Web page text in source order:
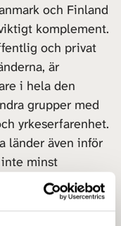
och Finland
komplement.
och privat
är
i hela den
grupper med
yrkeserfarenhet.
länder även inför
inte minst
blivit tydligare
om kulturpolitiska